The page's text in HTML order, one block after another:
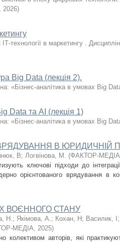
, 2026)
технології в маркетингу .
Big Data (лекція 2).
«Бізнес-аналітика в умовах Big
Data та AI (лекція 1)
«Бізнес-аналітика в умовах Big
В ЮРИДИЧНІЙ
В; Логвінова, М. (ФАКТОР-МЕДІА
ключові підходи до
орієнтованого врядування в
ВОЄННОГО СТАНУ
Н.; Якімова, А.; Кохан, Н ; Василик, І
МЕДІА, 2025)
колективом авторів, які